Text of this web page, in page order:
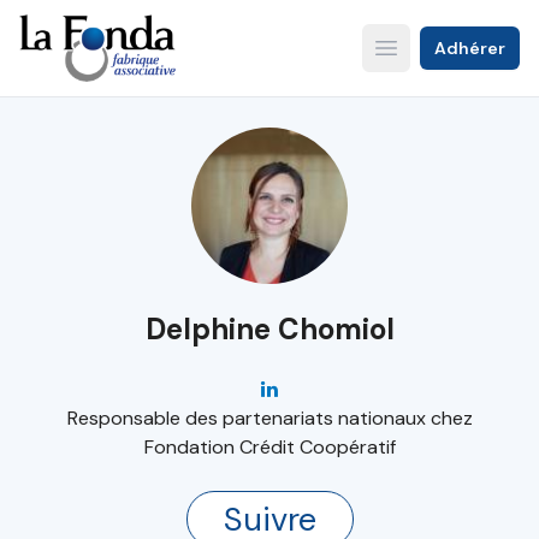
Aller
au
contenu
principal
Open main menu
Adhérer
Delphine Chomiol
Responsable des partenariats nationaux chez
Fondation Crédit Coopératif
Suivre